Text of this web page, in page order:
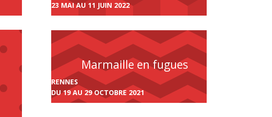
23 MAI AU 11 JUIN 2022
Marmaille en fugues
RENNES
DU 19 AU 29 OCTOBRE 2021